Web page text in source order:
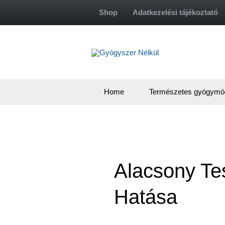
Shop Adatkezelési tájékoztató
Home Természetes
Alacsony
Hatása